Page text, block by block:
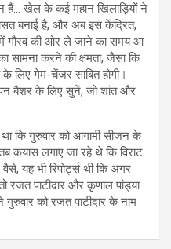
हैं… खेल के कई महान खिलाड़ियों ने
बनाई है, और अब इस केंद्रित,
गौरव की ओर ले जाने का समय आ
सामना करने की क्षमता, जैसा कि
लिए गेम-चेंजर साबित होगी।
बैशर के लिए सुनें, जो शांत और
था कि गुरुवार को आगामी सीजन के
कयास लगाए जा रहे थे कि विराट
यह भी रिपोर्ट्स थी कि अगर
रजत पाटीदार और कृणाल पांड्या
को रजत पाटीदार के नाम